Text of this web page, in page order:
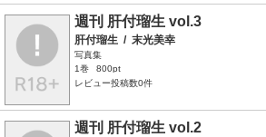
週刊 肝付瑠生 vol.3
肝付瑠生 / 末光美幸
写真集
1巻
800pt
レビュー投稿数0件
週刊 肝付瑠生 vol.2